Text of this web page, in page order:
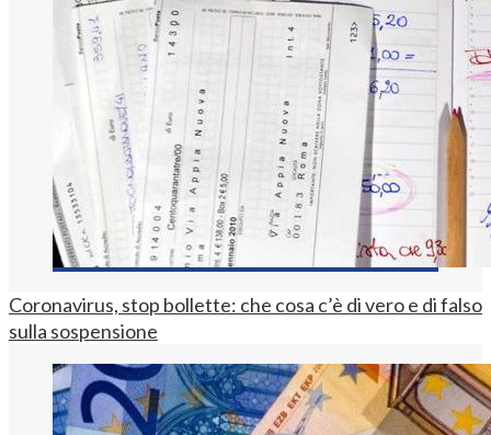
Coronavirus, stop bollette: che cosa c’è di vero e di falso
sulla sospensione